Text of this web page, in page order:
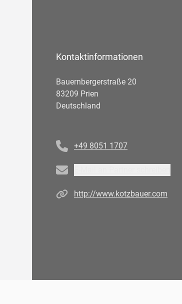
Kontaktinformationen
Bauernbergerstraße 20
83209 Prien
Deutschland
+49 8051 1707
Email
Homepagehttp://www.kotzbauer.com